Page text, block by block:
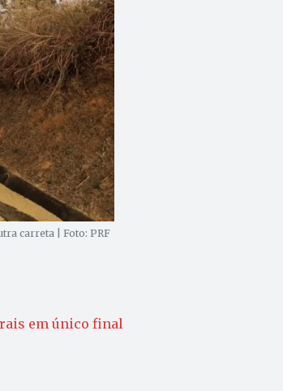
carreta | Foto: PRF
em único final